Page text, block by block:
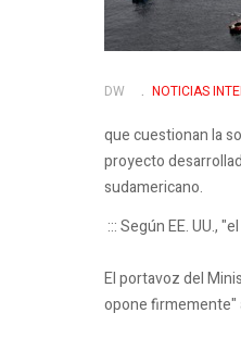
DW NOTICIAS
que cuestionan la
proyecto
sudamericano.
::: Según EE. UU.,
El portavoz del
opone firmemente"